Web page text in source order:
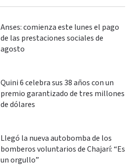
Anses: comienza este lunes el pago
de las prestaciones sociales de
agosto
Quini 6 celebra sus 38 años con un
premio garantizado de tres millones
de dólares
Llegó la nueva autobomba de los
bomberos voluntarios de Chajarí: “Es
un orgullo”